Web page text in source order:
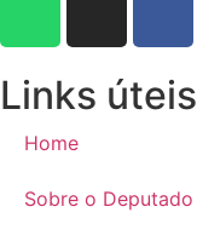
Links úteis
Home
Sobre o Deputado